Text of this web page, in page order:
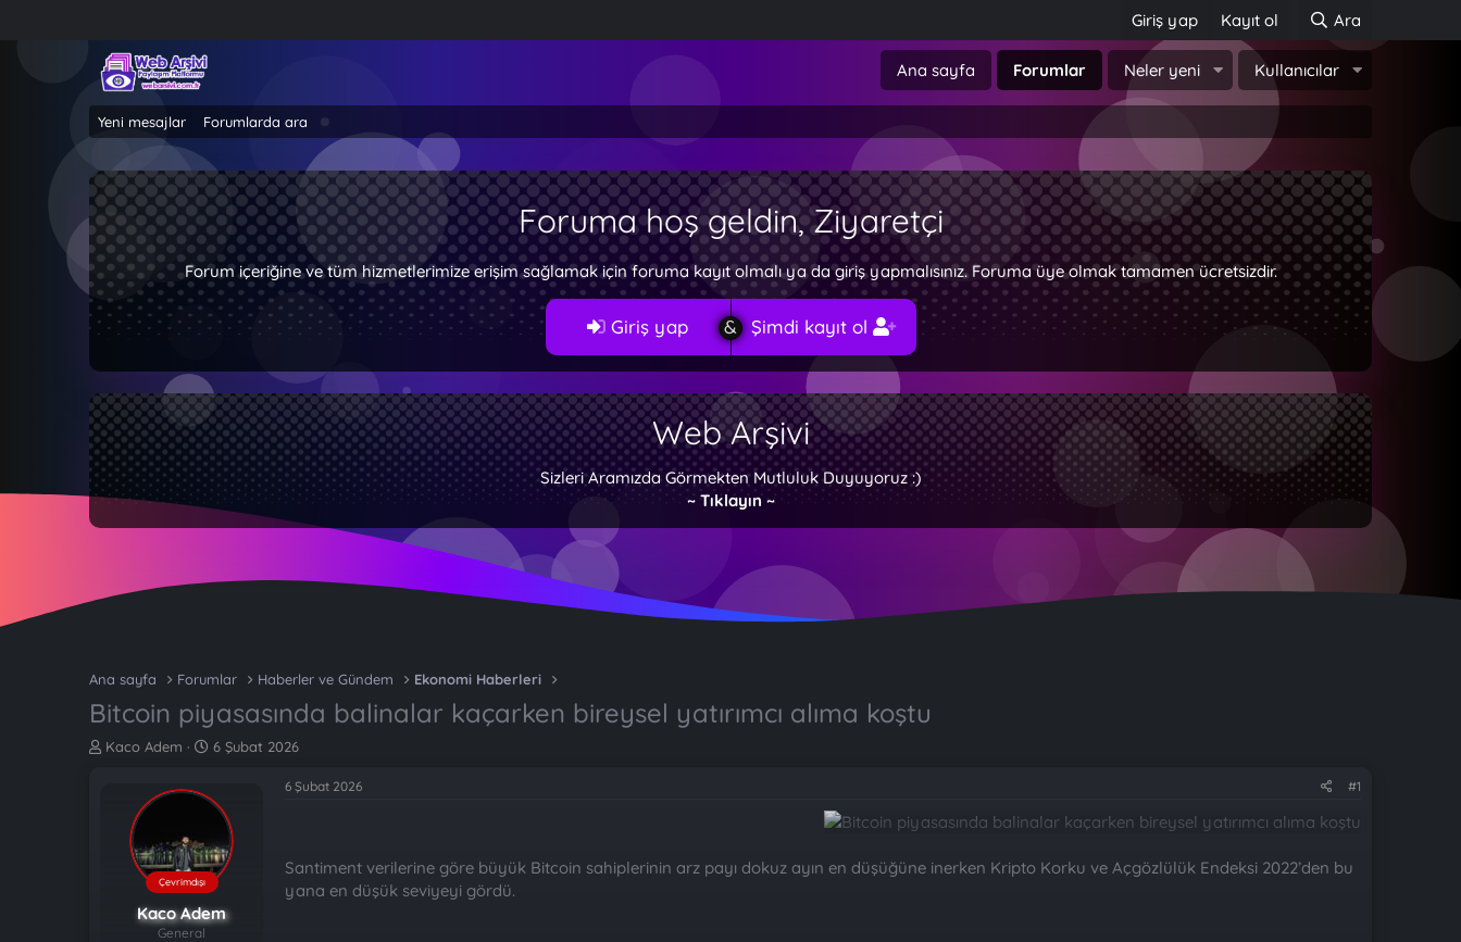
Giriş yap Kayıt ol Ara
Ana sayfa Forumlar Neler yeni Kullanıcılar
Yeni mesajlar Forumlarda ara
Foruma hoş geldin, Ziyaretçi
Forum içeriğine ve tüm hizmetlerimize erişim sağlamak için foruma kayıt olmalı ya da giriş yapmalısınız. Foruma üye olmak tamamen ücretsizdir.
Giriş yap Şimdi kayıt ol
Web Arşivi
Sizleri Aramızda Görmekten Mutluluk Duyuyoruz :)
~ Tıklayın ~
Ana sayfa Forumlar Haberler ve Gündem Ekonomi Haberleri
Bitcoin piyasasında balinalar kaçarken bireysel yatırımcı alıma koştu
K
Kaco Adem
B
l
n
g
t
6 Şubat 2026
Çevrimdışı
Kaco Adem
General
6 Şubat 2026 #1
Santiment verilerine göre büyük Bitcoin sahiplerinin arz payı dokuz ayın en düşüğüne inerken Kripto Korku ve Açgözlülük Endeksi 2022’den bu
yana en düşük seviyeyi gördü.